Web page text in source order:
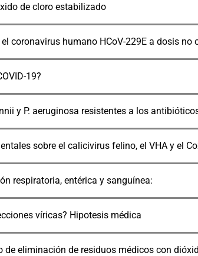
de cloro estabilizado
coronavirus humano HCoV-229E a dosis no
19?
y P. aeruginosa resistentes a los
sobre el calicivirus felino, el VHA y el
respiratoria, entérica y sanguínea:
víricas? Hipotesis médica
eliminación de residuos médicos con